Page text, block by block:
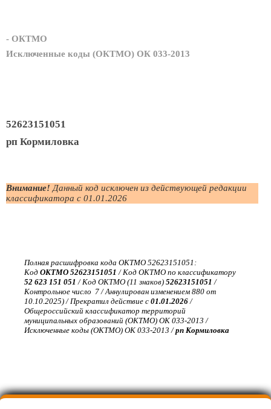
- ОКТМО
Исключенные коды (ОКТМО) ОК 033-2013
52623151051
рп Кормиловка
Внимание! Данный код исключен из действующей редакции
классификатора с 01.01.2026
Полная расшифровка кода ОКТМО 52623151051:
Код ОКТМО 52623151051 / Код ОКТМО по классификатору
52 623 151 051 / Код ОКТМО (11 знаков) 52623151051 /
Контрольное число 7 / Аннулирован изменением 880 от
10.10.2025) / Прекратил действие с 01.01.2026 /
Общероссийский классификатор территорий
муниципальных образований (ОКТМО) ОК 033-2013 /
Исключенные коды (ОКТМО) ОК 033-2013 /рп Кормиловка